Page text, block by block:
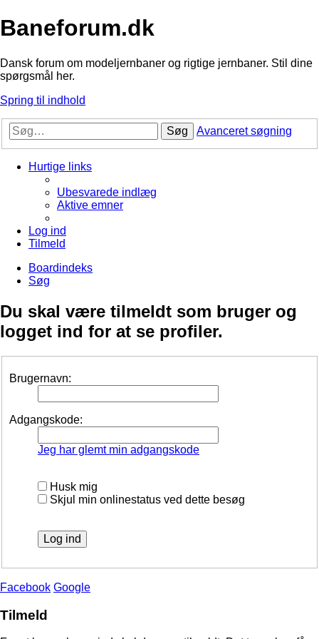
Baneforum.dk
Dansk forum om modeljernbaner og rigtige jernbaner. Stil dine
spørgsmål her.
Spring til indhold
Søg Avanceret søgning
Hurtige links
Ubesvarede indlæg
Aktive emner
Log ind
Tilmeld
Boardindeks
Søg
Du skal være tilmeldt som bruger og
logget ind for at se profiler.
Brugernavn:
Adgangskode:
Jeg har glemt min adgangskode
Husk mig
Skjul min onlinestatus ved dette besøg
Facebook Google
Tilmeld